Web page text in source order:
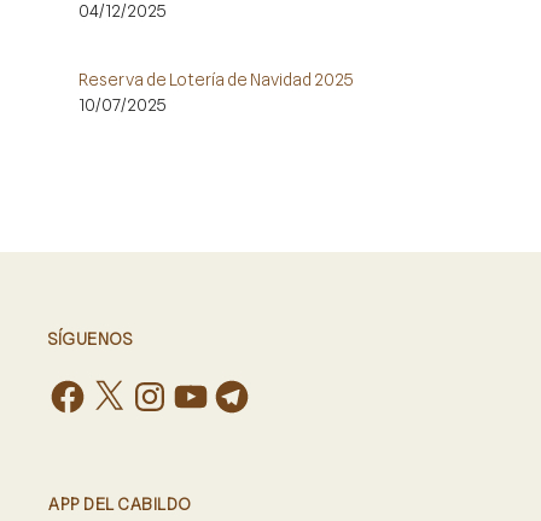
04/12/2025
Reserva de Lotería de Navidad 2025
10/07/2025
SÍGUENOS
APP DEL CABILDO